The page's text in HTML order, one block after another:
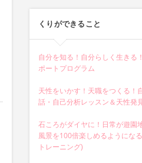
くりができること
自分を知る！自分らしく生きる
ポートプログラム
天性をいかす！天職をつくる！
話・自己分析レッスン＆天性発
石ころがダイヤに！日常が遊園
風景を100倍楽しめるようにな
トレーニング)